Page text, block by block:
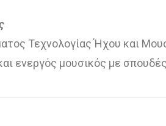
Τεχνολογίας Ήχου και
ενεργός μουσικός με